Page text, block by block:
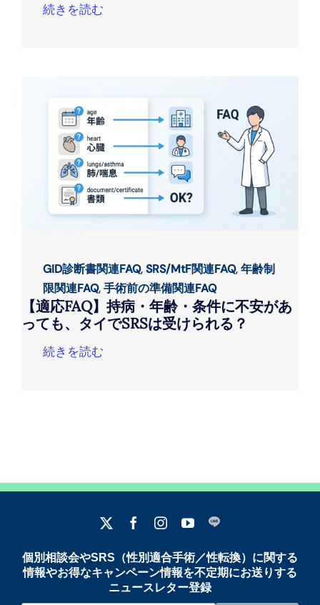
続きを読む
GID診断書関連FAQ,SRS/MtF関連FAQ,年齢制
限関連FAQ,手術前の準備関連FAQ
【適応FAQ】持病・年齢・条件に不安があ
っても、タイでSRSは受けられる？
続きを読む
個別相談会やSRS（性別適合手術／性転換）に関する
情報やお得なキャンペーン情報を不定期にお送りする
ニュースレター登録